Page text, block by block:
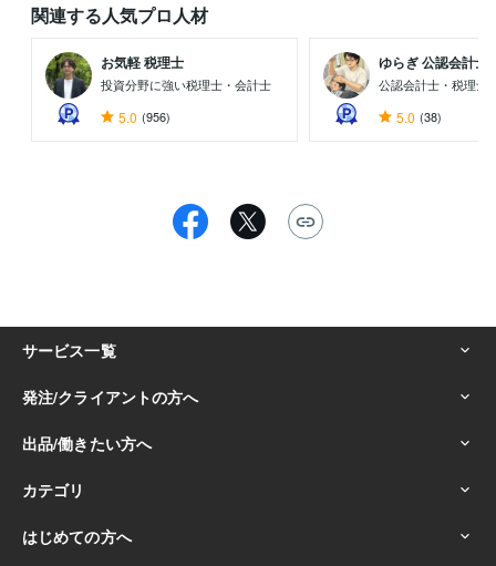
関連する人気プロ人材
お気軽 税理士
投資分野に強い税理士・会計士
5.0 (956)
ゆらぎ 公認会計士
公認会計士・税理士
5.0 (38)